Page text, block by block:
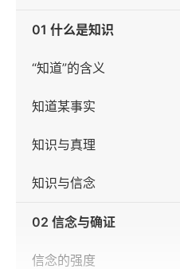
01 什么是知识
“知道”的含义
知道某事实
知识与真理
知识与信念
02 信念与确证
信念的强度